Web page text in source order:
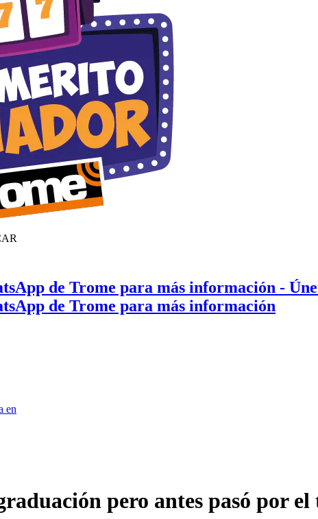
de Trome para más información -
de Trome para más información
en
pero antes pasó por